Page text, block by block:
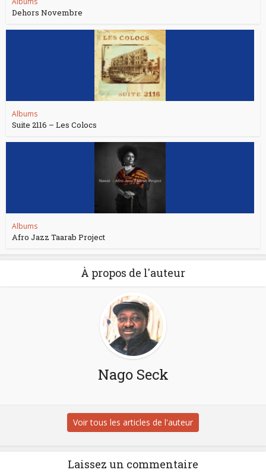
Dehors Novembre
Albums
Suite 2116 – Les Colocs
Albums
Afro Jazz Taarab Project
À propos de l'auteur
Nago Seck
Voir tous les articles de l'auteur
Laissez un commentaire